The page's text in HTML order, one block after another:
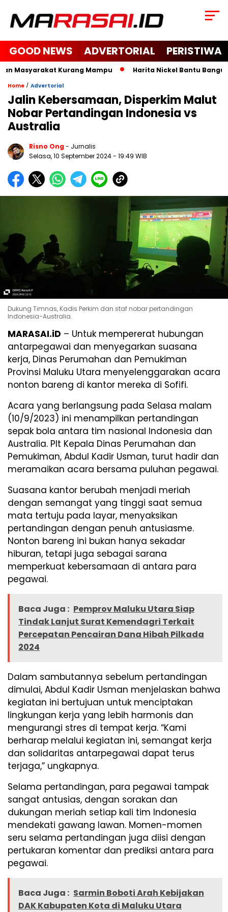
GOOD NEWS ADVERTORIAL PERISTIWA
Masyarakat Kurang Mampu Harita Nickel Bantu Bangun
Home / Advertorial
Jalin Kebersamaan, Disperkim Malut
Nobar Pertandingan Indonesia vs
Australia
Risno Ong- Jurnalis
Selasa, 10 September 2024- 19:49 WIB
Dukung Timnas, Kadis Perkim dan staf nobar pertandingan
Indonesia-Australia.
MARASAI.iD – Untuk mempererat hubungan
antarpegawai dan menyegarkan suasana
kerja, Dinas Perumahan dan Pemukiman
Provinsi Maluku Utara menyelenggarakan acara
nonton bareng di kantor mereka di Sofifi.
Acara yang berlangsung pada Selasa malam
(10/9/2023) ini menampilkan pertandingan
sepak bola antara tim nasional Indonesia dan
Australia. Plt Kepala Dinas Perumahan dan
Pemukiman, Abdul Kadir Usman, turut hadir dan
meramaikan acara bersama puluhan pegawai.
Suasana kantor berubah menjadi meriah
dengan semangat yang tinggi saat semua
mata tertuju pada layar, menyaksikan
pertandingan dengan penuh antusiasme.
Nonton bareng ini bukan hanya sekadar
hiburan, tetapi juga sebagai sarana
memperkuat kebersamaan di antara para
pegawai.
Baca Juga : Pemprov Maluku Utara Siap
Tindak Lanjut Surat Kemendagri Terkait
Percepatan Pencairan Dana Hibah Pilkada
2024
Dalam sambutannya sebelum pertandingan
dimulai, Abdul Kadir Usman menjelaskan bahwa
kegiatan ini bertujuan untuk menciptakan
lingkungan kerja yang lebih harmonis dan
mengurangi stres di tempat kerja. “Kami
berharap melalui kegiatan ini, semangat kerja
dan solidaritas antarpegawai dapat terus
terjaga,” ungkapnya.
Selama pertandingan, para pegawai tampak
sangat antusias, dengan sorakan dan
dukungan meriah setiap kali tim Indonesia
mendekati gawang lawan. Momen-momen
seru selama pertandingan juga diisi dengan
pertukaran komentar dan prediksi antara para
pegawai.
Baca Juga : Sarmin Boboti Arah Kebijakan
DAK Kabupaten Kota di Maluku Utara